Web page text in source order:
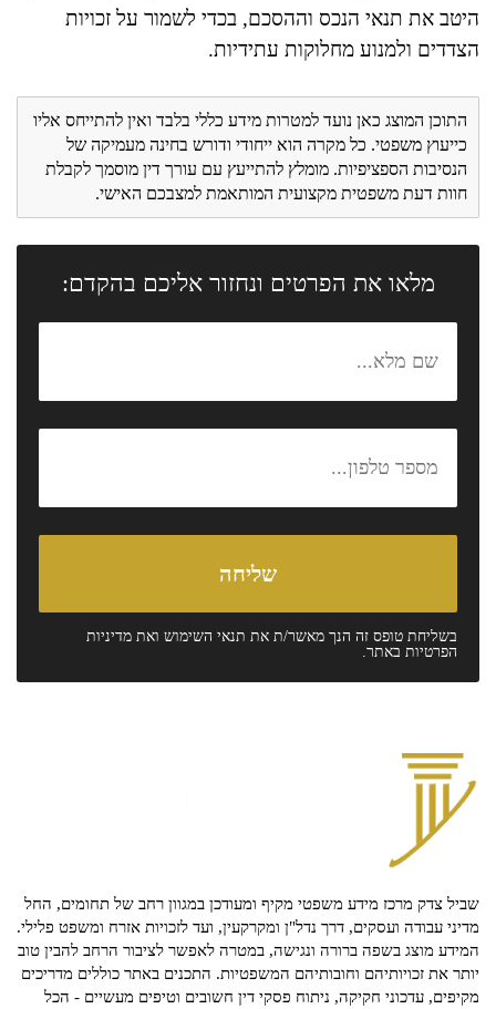
היטב את תנאי הנכס וההסכם, בכדי לשמור על זכויות
הצדדים ולמנוע מחלוקות עתידיות.
התוכן המוצג כאן נועד למטרות מידע כללי בלבד ואין להתייחס אליו
כייעוץ משפטי. כל מקרה הוא ייחודי ודורש בחינה מעמיקה של
הנסיבות הספציפיות. מומלץ להתייעץ עם עורך דין מוסמך לקבלת
חוות דעת משפטית מקצועית המותאמת למצבכם האישי.
מלאו את הפרטים ונחזור אליכם בהקדם:
בשליחת טופס זה הנך מאשר/ת את תנאי השימוש ואת מדיניות
הפרטיות באתר.
שביל צדק מרכז מידע משפטי מקיף ומעודכן במגוון רחב של תחומים, החל
מדיני עבודה ועסקים, דרך נדל"ן ומקרקעין, ועד לזכויות אזרח ומשפט פלילי.
המידע מוצג בשפה ברורה ונגישה, במטרה לאפשר לציבור הרחב להבין טוב
יותר את זכויותיהם וחובותיהם המשפטיות. התכנים באתר כוללים מדריכים
מקיפים, עדכוני חקיקה, ניתוח פסקי דין חשובים וטיפים מעשיים - הכל